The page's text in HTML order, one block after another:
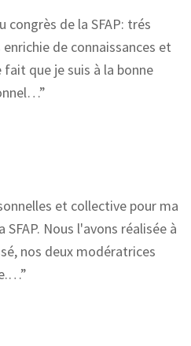
de la SFAP: trés
de connaissances et
que je suis à la bonne
et collective pour ma
Nous l'avons réalisée à
nos deux modératrices